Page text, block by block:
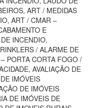
ART / MEDIDAS
ART / CMAR –
E
INCENDIO,
/ ALARME DE
PORTA CORTA FOGO /
AVALIAÇÃO DE
IMÓVEIS
DE IMÓVEIS
DE IMÓVEIS DE